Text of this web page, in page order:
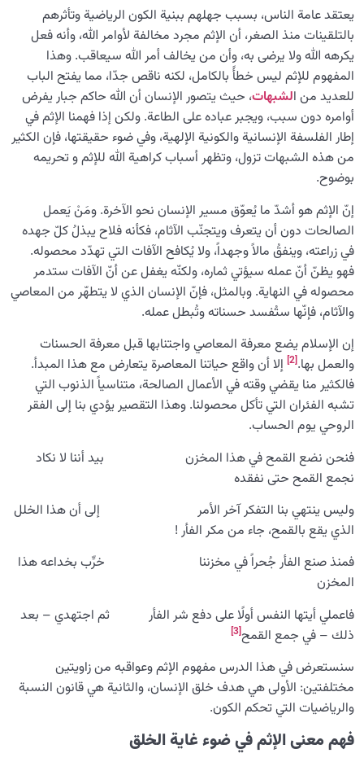
دراسة أنواع الذنوب في الثقافة القرآنية؛ الفرق بين الإثم،
والذنب، والمعصية
فهم ودراسة أربع حالات للنفس في طريق الكمال؛ دليل الرحلة
نحو الأبدية
التنافس الإيجابي: متى تكون مقارنة الذات بالآخرين بناءة؟
ما معنى مغبون؟ ومن هو المغبون أو الخاسر الحقيقي؟
من هو الملعون ولماذا ابتعد الملعون عن رحمة الله؟
العائلة السماوية للإنسان 0/13
هندسة النفس وتهذيب الروح 0/11
نضوج الطفل الغالي للروح
القضاء والقدر والاختيار 0/13
الابتلاء والامتحان في مسيرة الحياة 0/26
الشيطان… العدوّ المبين
الأمراض الخفية للروح 0/15
النظرة الأبدية والاستعداد للآخرة
من الخيال إلى سلامة القلب
الإنسان محور الخلق 0/9
رؤية عالم الغيب
يعتقد عامة الناس، بسبب جهلهم ببنية الكون الرياضية وتأثرهم
بالتلقينات منذ الصغر، أن الإثم مجرد مخالفة لأوامر الله، وأنه فعل
يكرهه الله ولا يرضى به، وأن من يخالف أمر الله سيعاقب. وهذا
المفهوم للإثم ليس خطأً بالكامل، لكنه ناقص جدّا، مما يفتح الباب
للعديد من الشبهات، حيث يتصور الإنسان أن الله حاكم جبار يفرض
أوامره دون سبب، ويجبر عباده على الطاعة. ولكن إذا فهمنا الإثم في
إطار الفلسفة الإنسانية والكونية الإلهية، وفي ضوء حقيقتها، فإن الكثير
من هذه الشبهات تزول، وتظهر أسباب كراهية الله للإثم و تحريمه
بوضوح.
إنّ الإثم هو أشدّ ما يُعوّق مسير الإنسان نحو الآخرة. ومَنْ يَعمل
الصالحات دون أن یتعرف ويتجنّب الآثام، فكأنه فلاح يبذلُ كلّ جهده
في زراعته، وينفقُ مالاً وجهداً، ولا يُكافح الآفات التي تهدّد محصوله.
فهو يظنّ أنّ عمله سيؤتي ثماره، ولكنّه يغفل عن أنّ الآفات ستدمر
محصوله في النهاية. وبالمثل، فإنّ الإنسان الذي لا يتطهّر من المعاصي
والآثام، فإنّها ستُفسد حسناته وتُبطل عمله.
إن الإسلام يضع معرفة المعاصي واجتنابها قبل معرفة الحسنات
والعمل بها.[2]
إلا أن واقع حياتنا المعاصرة يتعارض مع هذا المبدأ.
فالكثير منا يقضي وقته في الأعمال الصالحة، متناسياً الذنوب التي
تشبه الفئران التي تأكل محصولنا. وهذا التقصير يؤدي بنا إلى الفقر
الروحي يوم الحساب.
فنحن نضع القمح في هذا المخزن بيد أننا لا نكاد
نجمع القمح حتى نفقده
وليس ينتهي بنا التفكر آخر الأمر إلى أن هذا الخلل
الذي يقع بالقمح، جاء من مكر الفأر !
فمنذ صنع الفأر جُحراً في مخزننا خرِّب بخداعه هذا
المخزن
فاعملي أيتها النفس أولًا على دفع شر الفأر ثم اجتهدي – بعد
ذلك – في جمع القمح[3]
سنستعرض في هذا الدرس مفهوم الإثم وعواقبه من زاويتين
مختلفتين: الأولى هي هدف خلق الإنسان، والثانية هي قانون النسبة
والرياضيات التي تحكم الكون.
فهم معنى الإثم في ضوء غاية الخلق